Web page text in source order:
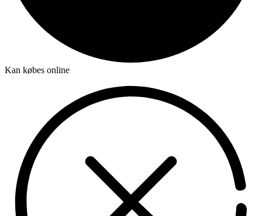
Kan købes online